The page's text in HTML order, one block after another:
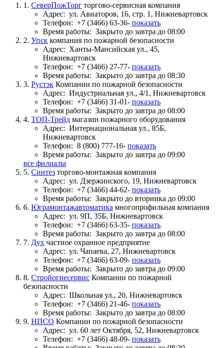
1. СеверПожТорг торгово-сервисная компания
Адрес: ул. Авиаторов, 16, стр. 1, Нижневартовск
Телефон: +7 (3466) 63-36- показать
Время работы: Закрыто до завтра до 08:00
2. Упск компания по пожарной безопасности
Адрес: Ханты-Мансийская ул., 45,
Нижневартовск
Телефон: +7 (3466) 27-77- показать
Время работы: Закрыто до завтра до 08:30
3. Рустэк Компании по пожарной безопасности
Адрес: Индустриальная ул., 4/1, Нижневартовск
Телефон: +7 (3466) 31-01- показать
Время работы: Закрыто до завтра до 08:00
4. ТОП-Трейд магазин пожарного оборудования
Адрес: Интернациональная ул., 85Б,
Нижневартовск
Телефон: 8 (800) 777-16- показать
Время работы: Закрыто до завтра до 09:00
все филиалы
5. Синтез торгово-монтажная компания
Адрес: ул. Дзержинского, 19, Нижневартовск
Телефон: +7 (3466) 44-62- показать
Время работы: Закрыто до вторника до 09:00
6. Юграмонтажавтоматика многопрофильная компания
Адрес: ул. 9П, 35Б, Нижневартовск
Телефон: +7 (3466) 63-35- показать
Время работы: Закрыто до завтра до 08:00
7. Дух частное охранное предприятие
Адрес: ул. Чапаева, 27, Нижневартовск
Телефон: +7 (3466) 63-09- показать
Время работы: Закрыто до завтра до 09:00
8. Стройогнесервис Компании по пожарной
безопасности
Адрес: Школьная ул., 20, Нижневартовск
Телефон: +7 (3466) 21-46- показать
Время работы: Закрыто до завтра до 08:00
9. НПСО Компании по пожарной безопасности
Адрес: ул. 60 лет Октября, 52, Нижневартовск
Телефон: +7 (3466) 48-09- показать